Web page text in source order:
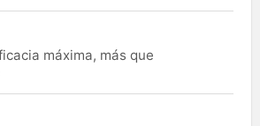
máxima, más que